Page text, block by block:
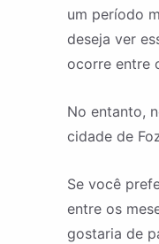
um período
deseja ver
ocorre entre
No entanto,
cidade de
Se você
entre os
gostaria de